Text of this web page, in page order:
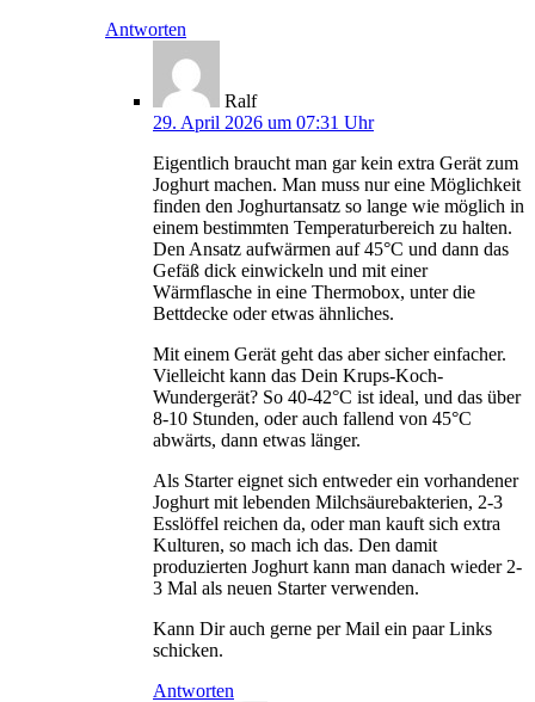
Antworten
Ralf
29. April 2026 um 07:31 Uhr
Eigentlich braucht man gar kein extra Gerät zum
Joghurt machen. Man muss nur eine Möglichkeit
finden den Joghurtansatz so lange wie möglich in
einem bestimmten Temperaturbereich zu halten.
Den Ansatz aufwärmen auf 45°C und dann das
Gefäß dick einwickeln und mit einer
Wärmflasche in eine Thermobox, unter die
Bettdecke oder etwas ähnliches.
Mit einem Gerät geht das aber sicher einfacher.
Vielleicht kann das Dein Krups-Koch-
Wundergerät? So 40-42°C ist ideal, und das über
8-10 Stunden, oder auch fallend von 45°C
abwärts, dann etwas länger.
Als Starter eignet sich entweder ein vorhandener
Joghurt mit lebenden Milchsäurebakterien, 2-3
Esslöffel reichen da, oder man kauft sich extra
Kulturen, so mach ich das. Den damit
produzierten Joghurt kann man danach wieder 2-
3 Mal als neuen Starter verwenden.
Kann Dir auch gerne per Mail ein paar Links
schicken.
Antworten